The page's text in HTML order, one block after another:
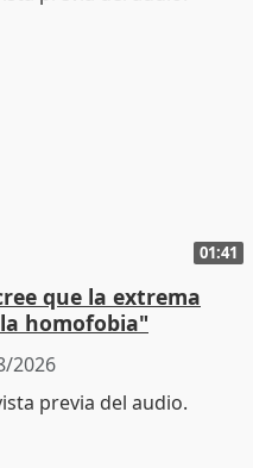
01:41
que la extrema
homofobia"
2026